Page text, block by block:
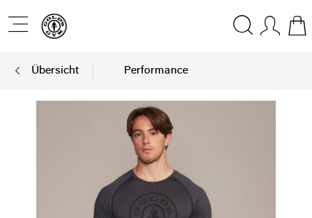
Übersicht Performance